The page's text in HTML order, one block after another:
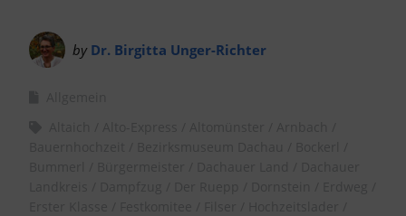
by Dr. Birgitta Unger-Richter